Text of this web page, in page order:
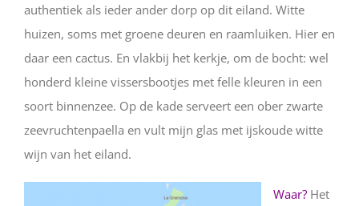
authentiek als ieder ander dorp op dit eiland. Witte
huizen, soms met groene deuren en raamluiken. Hier en
daar een cactus. En vlakbij het kerkje, om de bocht: wel
honderd kleine vissersbootjes met felle kleuren in een
soort binnenzee. Op de kade serveert een ober zwarte
zeevruchtenpaella en vult mijn glas met ijskoude witte
wijn van het eiland.
Waar? Het